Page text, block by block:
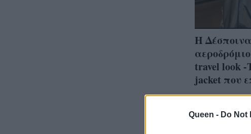
Queen - Do Not
Η
travel look -
jacket που